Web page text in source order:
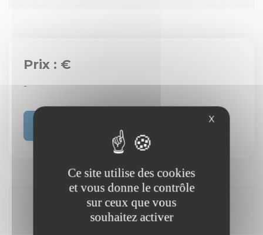
Prix : €
-
X
Ce site utilise des cookies
et vous donne le contrôle
sur ceux que vous
souhaitez activer